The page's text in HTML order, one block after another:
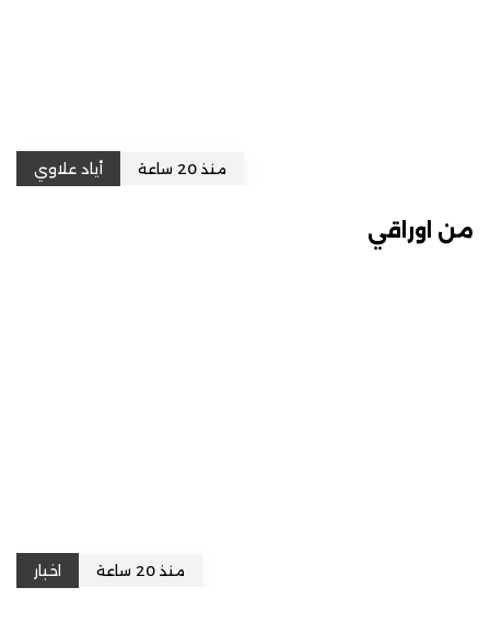
منذ 20 ساعة أياد علاوي
من اوراقي
منذ 20 ساعة اخبار